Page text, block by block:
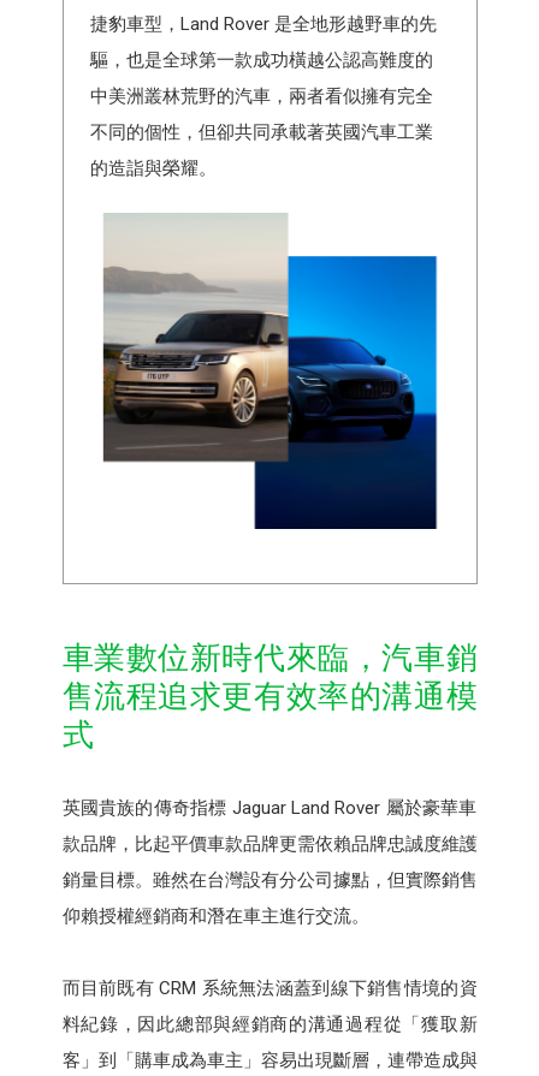
捷豹車型，Land Rover 是全地形越野車的先
驅，也是全球第一款成功橫越公認高難度的
中美洲叢林荒野的汽車，兩者看似擁有完全
不同的個性，但卻共同承載著英國汽車工業
的造詣與榮耀。
車業數位新時代來臨，汽車銷
售流程追求更有效率的溝通模
式
英國貴族的傳奇指標 Jaguar Land Rover 屬於豪華車
款品牌，比起平價車款品牌更需依賴品牌忠誠度維護
銷量目標。雖然在台灣設有分公司據點，但實際銷售
仰賴授權經銷商和潛在車主進行交流。
而目前既有 CRM 系統無法涵蓋到線下銷售情境的資
料紀錄，因此總部與經銷商的溝通過程從「獲取新
客」到「購車成為車主」容易出現斷層，連帶造成與